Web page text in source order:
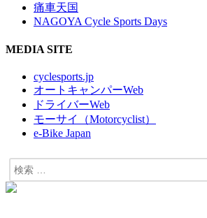
痛車天国
NAGOYA Cycle Sports Days
MEDIA SITE
cyclesports.jp
オートキャンパーWeb
ドライバーWeb
モーサイ（Motorcyclist）
e-Bike Japan